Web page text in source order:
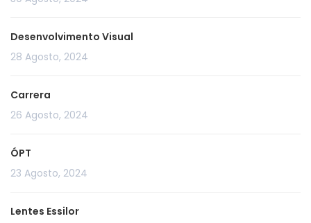
Desenvolvimento Visual
28 Agosto, 2024
Carrera
26 Agosto, 2024
ÓPT
23 Agosto, 2024
Lentes Essilor